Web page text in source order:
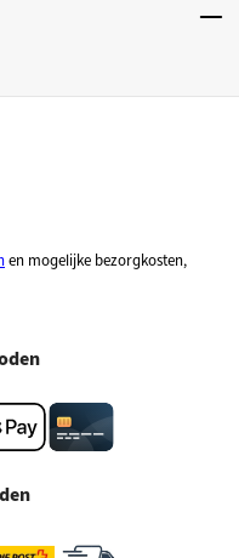
en mogelijke bezorgkosten,